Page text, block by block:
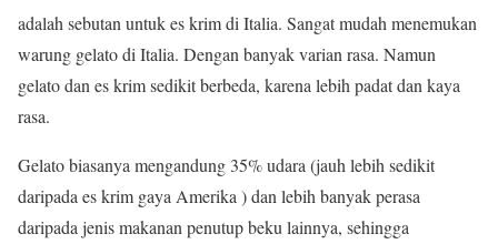
adalah sebutan untuk es krim di Italia. Sangat mudah menemukan
warung gelato di Italia. Dengan banyak varian rasa. Namun
gelato dan es krim sedikit berbeda, karena lebih padat dan kaya
rasa.
Gelato biasanya mengandung 35% udara (jauh lebih sedikit
daripada es krim gaya Amerika ) dan lebih banyak perasa
daripada jenis makanan penutup beku lainnya, sehingga